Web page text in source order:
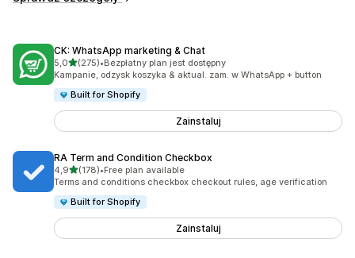
CK: WhatsApp marketing & Chat
5,0na 5 gwiazdek
(275)
Łączna liczba recenzji: 275
•Bezpłatny plan jest dostępny
Kampanie, odzysk koszyka & aktual. zam. w WhatsApp + button
Built for Shopify
Zainstaluj
RA Term and Condition Checkbox
4,9na 5 gwiazdek
(178)
Łączna liczba recenzji: 178
•Free plan available
Terms and conditions checkbox checkout rules, age verification
Built for Shopify
Zainstaluj